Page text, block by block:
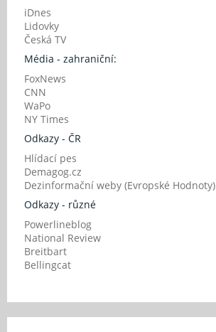
iDnes
Lidovky
Česká TV
Média - zahraniční:
FoxNews
CNN
WaPo
NY Times
Odkazy - ČR
Hlídací pes
Demagog.cz
Dezinformační weby (Evropské Hodnoty)
Odkazy - různé
Powerlineblog
National Review
Breitbart
Bellingcat